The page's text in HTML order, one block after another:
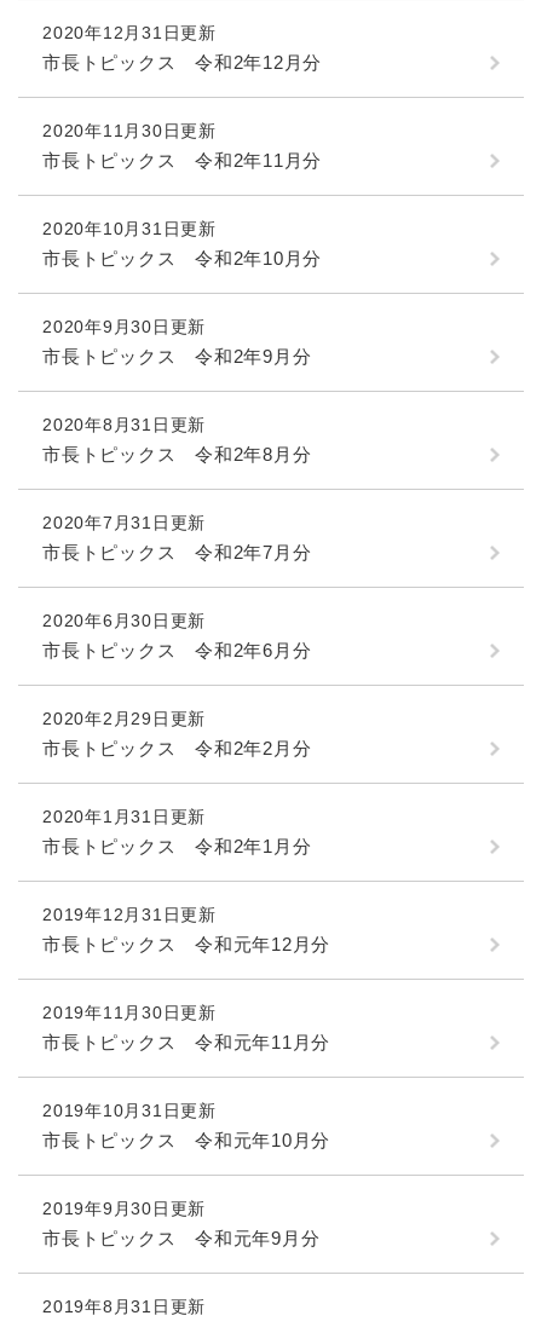
2020年12月31日更新
市長トピックス 令和2年12月分
2020年11月30日更新
市長トピックス 令和2年11月分
2020年10月31日更新
市長トピックス 令和2年10月分
2020年9月30日更新
市長トピックス 令和2年9月分
2020年8月31日更新
市長トピックス 令和2年8月分
2020年7月31日更新
市長トピックス 令和2年7月分
2020年6月30日更新
市長トピックス 令和2年6月分
2020年2月29日更新
市長トピックス 令和2年2月分
2020年1月31日更新
市長トピックス 令和2年1月分
2019年12月31日更新
市長トピックス 令和元年12月分
2019年11月30日更新
市長トピックス 令和元年11月分
2019年10月31日更新
市長トピックス 令和元年10月分
2019年9月30日更新
市長トピックス 令和元年9月分
2019年8月31日更新